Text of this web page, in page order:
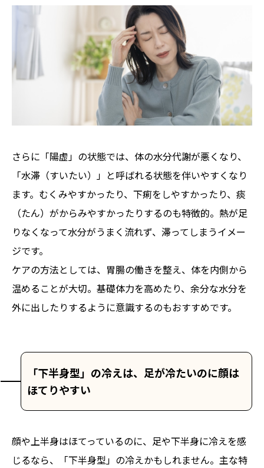
さらに「陽虚」の状態では、体の水分代謝が悪くなり、
「水滞（すいたい）」と呼ばれる状態を伴いやすくなり
ます。むくみやすかったり、下痢をしやすかったり、痰
（たん）がからみやすかったりするのも特徴的。熱が足
りなくなって水分がうまく流れず、滞ってしまうイメー
ジです。
ケアの方法としては、胃腸の働きを整え、体を内側から
温めることが大切。基礎体力を高めたり、余分な水分を
外に出したりするように意識するのもおすすめです。
「下半身型」の冷えは、足が冷たいのに顔は
ほてりやすい
顔や上半身はほてっているのに、足や下半身に冷えを感
じるなら、「下半身型」の冷えかもしれません。主な特